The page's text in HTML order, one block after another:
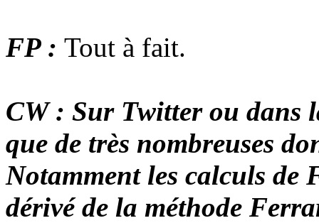
FP : Tout à fait.
CW : Sur Twitter ou dans
que de très nombreuses
Notamment les calculs de
dérivé de la méthode